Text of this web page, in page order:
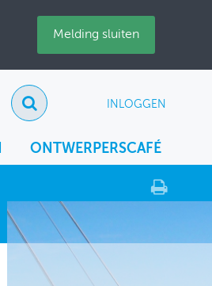
Melding sluiten
INLOGGEN
ONTWERPERSCAFÉ